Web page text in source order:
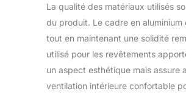
de
La qualité des matériaux utilisés
du produit. Le cadre en
tout en maintenant une solidité
utilisé pour les revêtements
un aspect esthétique mais assure
ventilation intérieure confortable